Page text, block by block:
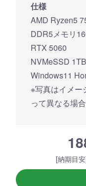
仕様
AMD Ryzen5
DDR5メモリ
RTX 5060
NVMeSSD 1TB
Windows11
※写真はイメー
って異なる場
[納期目